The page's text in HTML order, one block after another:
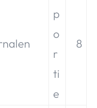
p
o
r
ti
e
8